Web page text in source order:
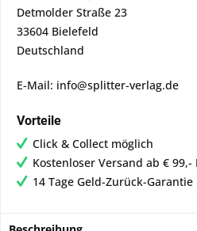
Detmolder Straße 23
33604 Bielefeld
Deutschland
E-Mail: info@splitter-verlag.de
Vorteile
Click & Collect möglich
Kostenloser Versand ab €
14 Tage Geld-Zurück-Garantie